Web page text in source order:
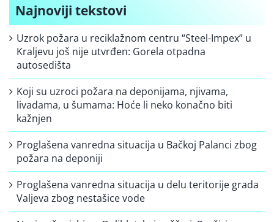
Najnoviji tekstovi
Uzrok požara u reciklažnom centru “Steel-Impex” u
Kraljevu još nije utvrđen: Gorela otpadna
autosedišta
Koji su uzroci požara na deponijama, njivama,
livadama, u šumama: Hoće li neko konačno biti
kažnjen
Proglašena vanredna situacija u Bačkoj Palanci zbog
požara na deponiji
Proglašena vanredna situacija u delu teritorije grada
Valjeva zbog nestašice vode